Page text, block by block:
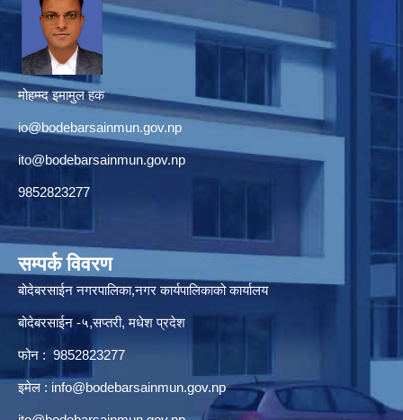
मोहम्म्द इमामुल हक
io@bodebarsainmun.gov.np
ito@bodebarsainmun.gov.np
9852823277
सम्पर्क विवरण
बोदेबरसाईन नगरपालिका,नगर कार्यपालिकाको कार्यालय
बोदेबरसाईन -५,सप्तरी, मधेश प्रदेश
फोन : 9852823277
इमेल : info@bodebarsainmun.gov.np